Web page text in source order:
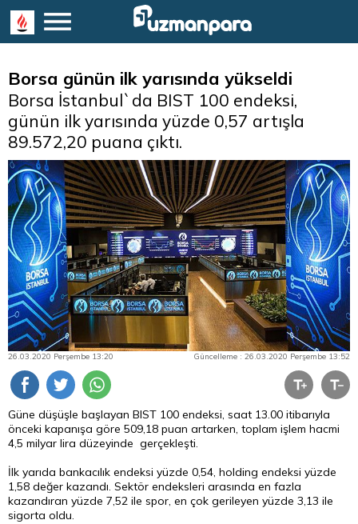
Borsa günün ilk yarısında yükseldi
Borsa İstanbul`da BIST 100 endeksi,
günün ilk yarısında yüzde 0,57 artışla
89.572,20 puana çıktı.
26.03.2020 Perşembe 13:20 Güncelleme : 26.03.2020 Perşembe 13:52
Güne düşüşle başlayan BIST 100 endeksi, saat 13.00 itibarıyla
önceki kapanışa göre 509,18 puan artarken, toplam işlem hacmi
4,5 milyar lira düzeyinde gerçekleşti.
İlk yarıda bankacılık endeksi yüzde 0,54, holding endeksi yüzde
1,58 değer kazandı. Sektör endeksleri arasında en fazla
kazandıran yüzde 7,52 ile spor, en çok gerileyen yüzde 3,13 ile
sigorta oldu.